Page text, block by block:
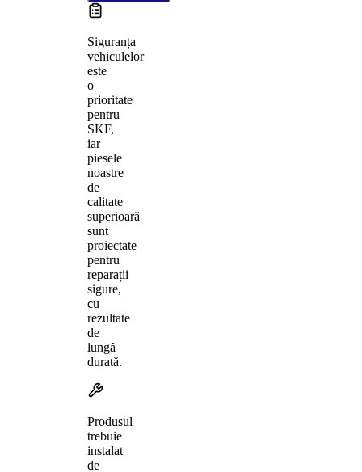
Siguranța
vehiculelor
este
o
prioritate
pentru
SKF,
iar
piesele
noastre
de
calitate
superioară
sunt
proiectate
pentru
reparații
sigure,
cu
rezultate
de
lungă
durată.
Produsul
trebuie
instalat
de